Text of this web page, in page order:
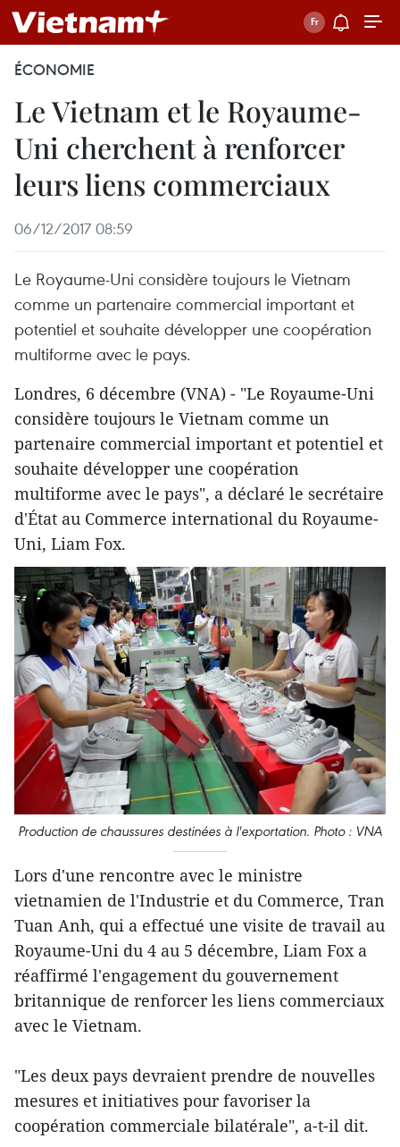
ÉCONOMIE
Le Vietnam et le Royaume-
Uni cherchent à renforcer
leurs liens commerciaux
06/12/2017 08:59
Le Royaume-Uni considère toujours le Vietnam
comme un partenaire commercial important et
potentiel et souhaite développer une coopération
multiforme avec le pays.
Londres, 6 décembre (VNA) - "Le Royaume-Uni
considère toujours le Vietnam comme un
partenaire commercial important et potentiel et
souhaite développer une coopération
multiforme avec le pays", a déclaré le secrétaire
d'État au Commerce international du Royaume-
Uni, Liam Fox.
Production de chaussures destinées à l'exportation. Photo : VNA
Lors d'une rencontre avec le ministre
vietnamien de l'Industrie et du Commerce, Tran
Tuan Anh, qui a effectué une visite de travail au
Royaume-Uni du 4 au 5 décembre, Liam Fox a
réaffirmé l'engagement du gouvernement
britannique de renforcer les liens commerciaux
avec le Vietnam.
"Les deux pays devraient prendre de nouvelles
mesures et initiatives pour favoriser la
coopération commerciale bilatérale", a-t-il dit.